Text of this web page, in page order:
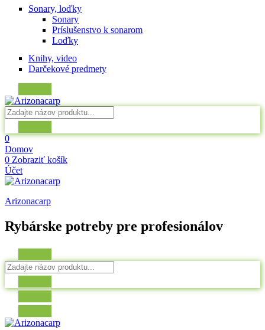
Sonary, loďky
Sonary
Príslušenstvo k sonarom
Loďky
Knihy, video
Darčekové predmety
0
Domov
0 Zobraziť košík
Účet
Arizonacarp
Rybárske potreby pre profesionálov